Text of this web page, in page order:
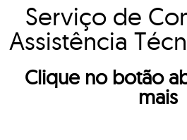
Serviço de
Assistência
Clique no botão
mais